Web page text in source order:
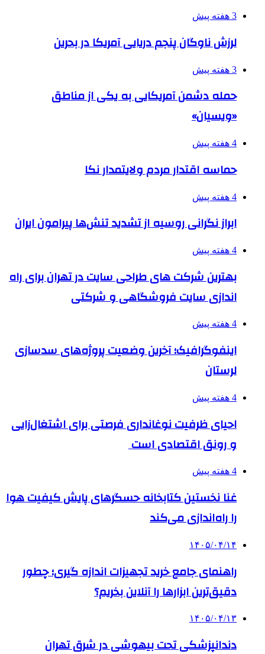
3 هفته پیش
لرزش ناوگان پنجم دریایی آمریکا در بحرین
3 هفته پیش
حمله دشمن آمریکایی به یکی از مناطق
«ویسیان»
4 هفته پیش
حماسه اقتدار مردم ولایتمدار نکا
4 هفته پیش
ابراز نگرانی روسیه از تشدید تنش‌ها پیرامون ایران
4 هفته پیش
بهترین شرکت های طراحی سایت در تهران برای راه
اندازی سایت فروشگاهی و شرکتی
4 هفته پیش
اینفوگرافیک؛ آخرین وضعیت پروژه‌های سدسازی
لرستان
4 هفته پیش
احیای ظرفیت نوغانداری فرصتی برای اشتغال‌زایی
و رونق اقتصادی است
4 هفته پیش
غنا نخستین کتابخانه حسگرهای پایش کیفیت هوا
را راه‌اندازی می‌کند
۱۴۰۵/۰۴/۱۴
راهنمای جامع خرید تجهیزات اندازه گیری؛ چطور
دقیق‌ترین ابزارها را آنلاین بخریم؟
۱۴۰۵/۰۴/۱۳
دندانپزشکی تحت بیهوشی در شرق تهران